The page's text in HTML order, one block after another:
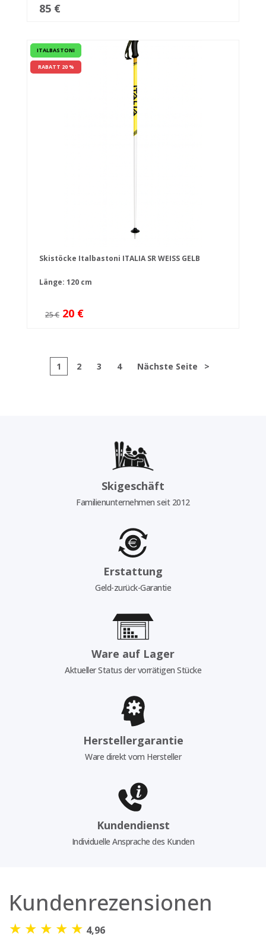
85 €
ITALBASTONI
RABATT 20 %
Skistöcke Italbastoni ITALIA SR WEISS GELB
Länge: 120 cm
25 € 20 €
1 2 3 4 Nächste Seite >
Skigeschäft
Familienunternehmen seit 2012
Erstattung
Geld-zurück-Garantie
Ware auf Lager
Aktueller Status der vorrätigen Stücke
Herstellergarantie
Ware direkt vom Hersteller
Kundendienst
Individuelle Ansprache des Kunden
Kundenrezensionen
★ ★ ★ ★ ★ 4,96